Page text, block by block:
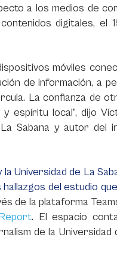
a los medios de
digitales, el
móviles
de información, a
La confianza de
espíritu local”, dijo
Sabana y autor del
Universidad de La
del estudio
de la plataforma
. El espacio
de la Universidad